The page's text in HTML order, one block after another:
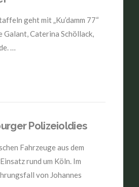
geht mit „Ku’damm 77“
Galant, Caterina Schöllack,
…
Polizeioldies
Fahrzeuge aus dem
rund um Köln. Im
von Johannes